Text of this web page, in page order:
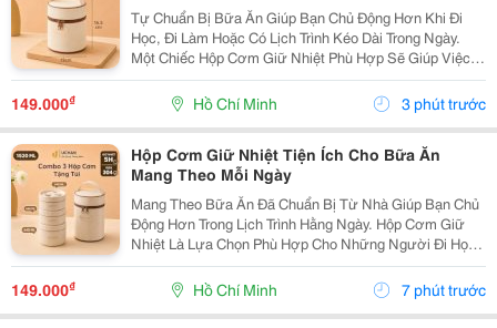
Tự Chuẩn Bị Bữa Ăn Giúp Bạn Chủ Động Hơn Khi Đi
Học, Đi Làm Hoặc Có Lịch Trình Kéo Dài Trong Ngày.
Một Chiếc Hộp Cơm Giữ Nhiệt Phù Hợp Sẽ Giúp Việc
Sắp Xếp Và Mang Theo Các Món Ăn Trở Nên Thuận
Tiện, Đồng Thời Phù Hợp Với Nhiều Thói Quen Sinh
149.000₫ Hồ Chí Minh 3 phút trước
Hộp Cơm Giữ Nhiệt Tiện Ích Cho Bữa Ăn
Mang Theo Mỗi Ngày
Mang Theo Bữa Ăn Đã Chuẩn Bị Từ Nhà Giúp Bạn Chủ
Động Hơn Trong Lịch Trình Hằng Ngày. Hộp Cơm Giữ
Nhiệt Là Lựa Chọn Phù Hợp Cho Những Người Đi Học,
Đi Làm Hoặc Thường Xuyên Di Chuyển, Giúp Việc Sắp
Xếp Và Mang Theo Thức Ăn Trở Nên Gọn Gàng Hơn.
149.000₫ Hồ Chí Minh 7 phút trước